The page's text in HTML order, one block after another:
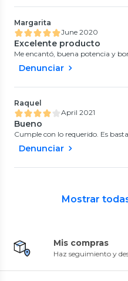
Margarita
June 2020
Excelente producto
Me encantó, buena potencia y
Denunciar
Raquel
April 2021
Bueno
Cumple con lo requerido. Es
Denunciar
Mostrar
Mis compras
Haz seguimiento y